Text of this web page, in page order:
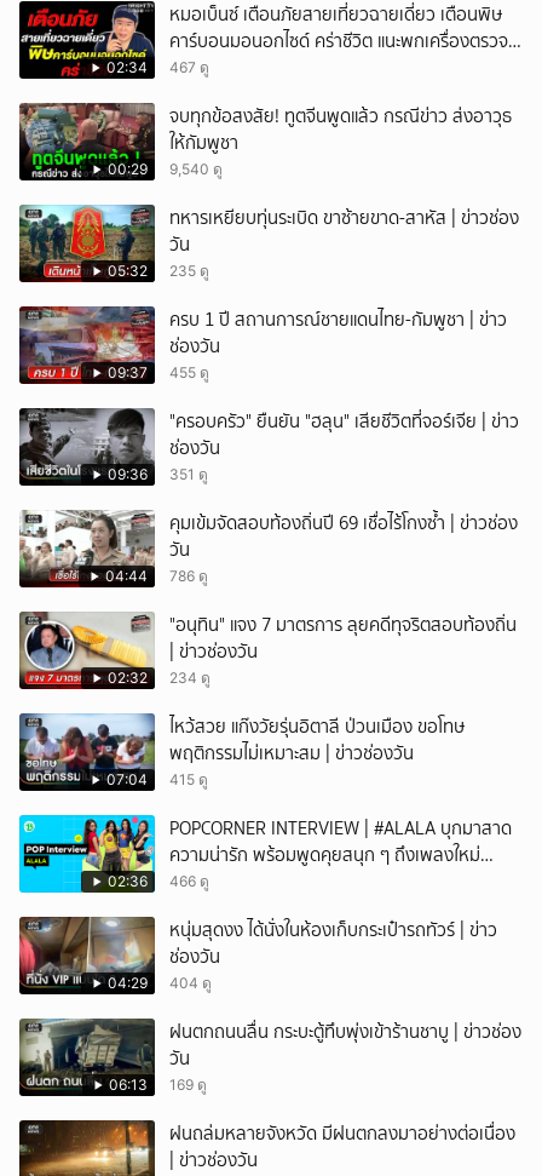
02:34
หมอเบ็นซ์ เตือนภัยสายเที่ยวฉายเดี่ยว เตือนพิษ
คาร์บอนมอนอกไซด์ คร่าชีวิต แนะพกเครื่องตรวจ
วัดติดตัว
467 ดู
00:29
จบทุกข้อสงสัย! ทูตจีนพูดแล้ว กรณีข่าว ส่งอาวุธ
ให้กัมพูชา
9,540 ดู
05:32
ทหารเหยียบทุ่นระเบิด ขาซ้ายขาด-สาหัส | ข่าวช่อง
วัน
235 ดู
09:37
ครบ 1 ปี สถานการณ์ชายแดนไทย-กัมพูชา | ข่าว
ช่องวัน
455 ดู
09:36
"ครอบครัว" ยืนยัน "ฮลุน" เสียชีวิตที่จอร์เจีย | ข่าว
ช่องวัน
351 ดู
04:44
คุมเข้มจัดสอบท้องถิ่นปี 69 เชื่อไร้โกงซ้ำ | ข่าวช่อง
วัน
786 ดู
02:32
"อนุทิน" แจง 7 มาตรการ ลุยคดีทุจริตสอบท้องถิ่น
| ข่าวช่องวัน
234 ดู
07:04
ไหว้สวย แก๊งวัยรุ่นอิตาลี ป่วนเมือง ขอโทษ
พฤติกรรมไม่เหมาะสม | ข่าวช่องวัน
415 ดู
02:36
POPCORNER INTERVIEW | #ALALA บุกมาสาด
ความน่ารัก พร้อมพูดคุยสนุก ๆ ถึงเพลงใหม่
'ON&OFF'
466 ดู
04:29
หนุ่มสุดงง ได้นั่งในห้องเก็บกระเป๋ารถทัวร์ | ข่าว
ช่องวัน
404 ดู
06:13
ฝนตกถนนลื่น กระบะตู้ทึบพุ่งเข้าร้านชาบู | ข่าวช่อง
วัน
169 ดู
ฝนถล่มหลายจังหวัด มีฝนตกลงมาอย่างต่อเนื่อง
| ข่าวช่องวัน